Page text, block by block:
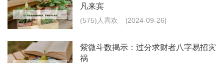
凡来宾
(575)人喜欢 [2024-09-26]
紫微斗数揭示：过分求财者八字易招灾
祸